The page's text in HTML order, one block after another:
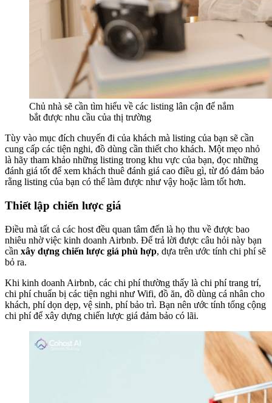
Chủ nhà sẽ cần tìm hiểu về các listing lân cận để nắm
bắt được nhu cầu của thị trường
Tùy vào mục đích chuyến đi của khách mà listing của bạn sẽ cần
cung cấp các tiện nghi, đồ dùng cần thiết cho khách. Một mẹo nhỏ
là hãy tham khảo những listing trong khu vực của bạn, đọc những
đánh giá tốt để xem khách thuê đánh giá cao điều gì, từ đó đảm bảo
rằng listing của bạn có thể làm được như vậy hoặc làm tốt hơn.
Thiết lập chiến lược giá
Điều mà tất cả các host đều quan tâm đến là họ thu về được bao
nhiêu nhờ việc kinh doanh Airbnb. Để trả lời được câu hỏi này bạn
cần xây dựng chiến lược giá phù hợp, dựa trên ước tính chi phí sẽ
bỏ ra.
Khi kinh doanh Airbnb, các chi phí thường thấy là chi phí trang trí,
chi phí chuẩn bị các tiện nghi như Wifi, đồ ăn, đồ dùng cá nhân cho
khách, phí dọn dẹp, vệ sinh, phí bảo trì. Bạn nên ước tính tổng cộng
chi phí để xây dựng chiến lược giá đảm bảo có lãi.